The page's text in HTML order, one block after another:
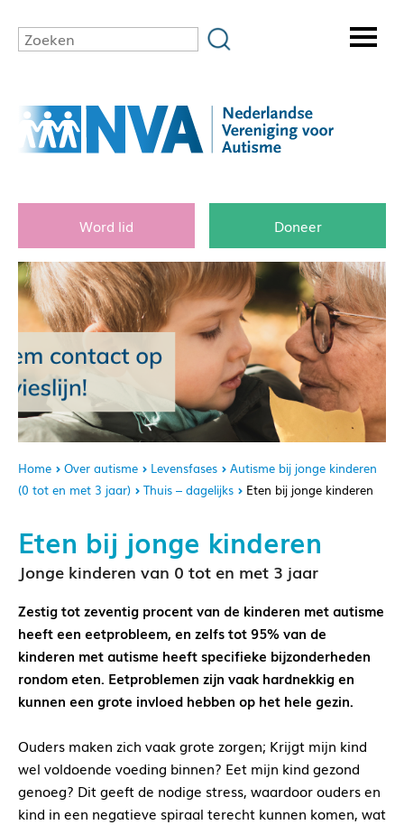
Word lid Doneer
Home Over autisme Levensfases
Autisme bij jonge kinderen
(0 tot en met 3 jaar)
Thuis – dagelijks Eten bij jonge kinderen
Eten bij jonge kinderen
Jonge kinderen van 0 tot en met 3 jaar
Zestig tot zeventig procent van de kinderen met autisme
heeft een eetprobleem, en zelfs tot 95% van de
kinderen met autisme heeft specifieke bijzonderheden
rondom eten. Eetproblemen zijn vaak hardnekkig en
kunnen een grote invloed hebben op het hele gezin.
Ouders maken zich vaak grote zorgen; Krijgt mijn kind
wel voldoende voeding binnen? Eet mijn kind gezond
genoeg? Dit geeft de nodige stress, waardoor ouders en
kind in een negatieve spiraal terecht kunnen komen, wat